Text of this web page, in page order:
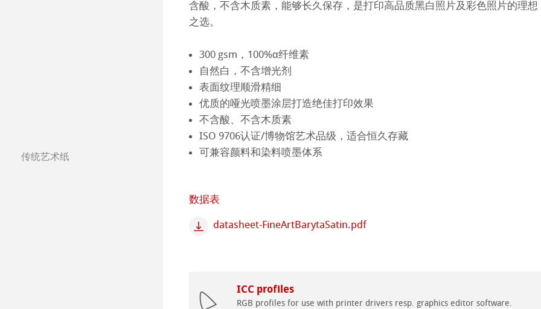
哑光面艺术纸 纹理面
艺术画布
ICC文件
ICC文件下载
如何安装ICC文件
较早型号的打印机
Harman by Hahnemuehle
联系我们
FineArt 相册 & QT Albums
内姆勒FineArt喷墨亚麻布相册
QT Albums x Hahnemühle
保护及认证
哈内姆勒 Platinum Rag铂金印相纸
Studio & Decor
注册我的艺术作品 My Art Registry
传统艺术纸
The Collection
The Collection - Watercolour
The Collection - Ingres Pastel
竹纤维Natural Line系列美术纸
The Collection
Hahnemühle Sketch Paper
Hahnemühle 素描纸
含酸，不含木质素，能够长久保存，是打印高品质黑白照片及彩色照片的理想
之选。
300 gsm，100%α纤维素
自然白，不含增光剂
表面纹理顺滑精细
优质的哑光喷墨涂层打造绝佳打印效果
不含酸、不含木质素
ISO 9706认证/博物馆艺术品级，适合恒久存藏
可兼容颜料和染料喷墨体系
数据表
datasheet-FineArtBarytaSatin.pdf
ICC profiles
RGB profiles for use with printer drivers resp. graphics editor software.